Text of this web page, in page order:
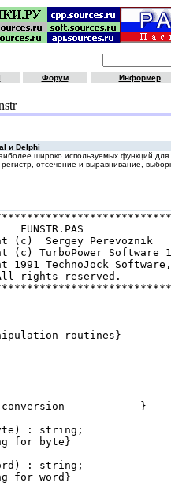
Форум Информер
и Delphi
широко используемых функций
отсечение и выравнивание,
(c)  Sergey
(c) TurboPower Software
1991 TechnoJock
rights reserved.
routines}
-----------}
: string;
for byte}
: string;
for word}